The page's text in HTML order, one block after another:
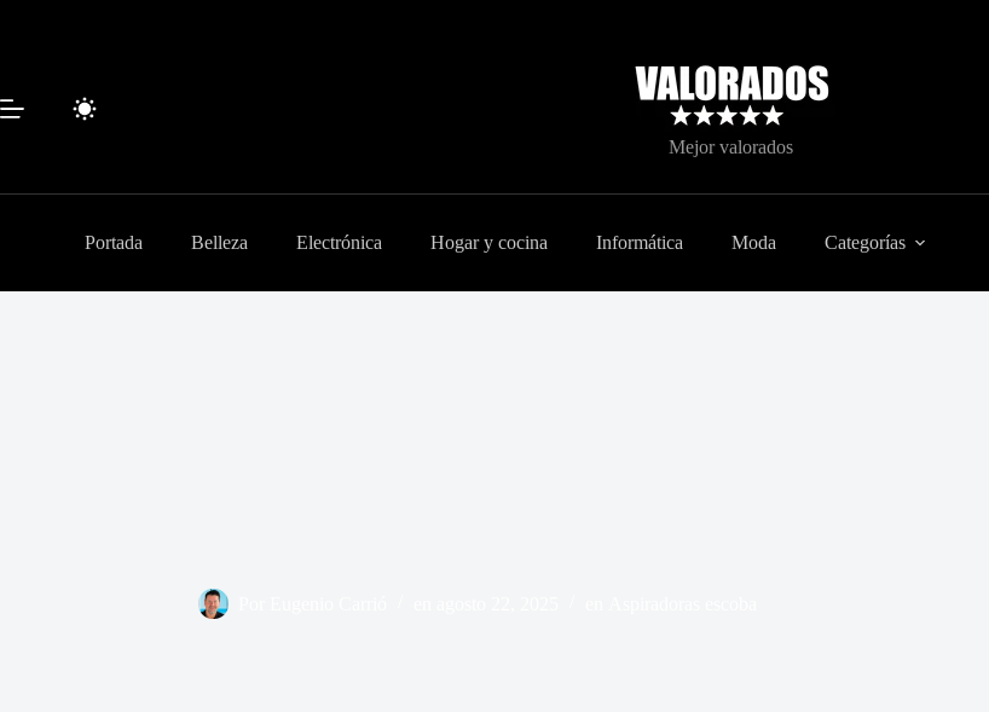
Mejor valorados
Portada Belleza Electrónica Hogar y cocina Informática Moda Categorías